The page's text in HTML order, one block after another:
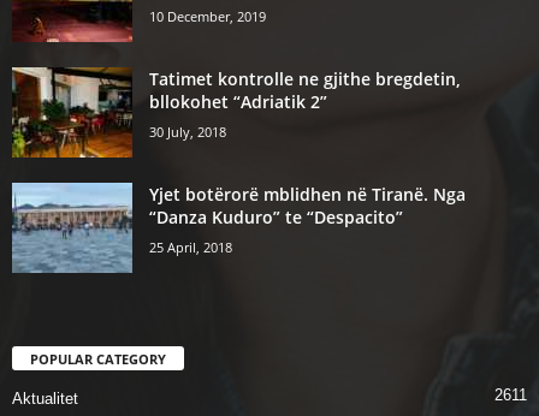
10 December, 2019
Tatimet kontrolle ne gjithe bregdetin,
bllokohet “Adriatik 2”
30 July, 2018
Yjet botërorë mblidhen në Tiranë. Nga
“Danza Kuduro” te “Despacito”
25 April, 2018
POPULAR CATEGORY
Aktualitet 2611